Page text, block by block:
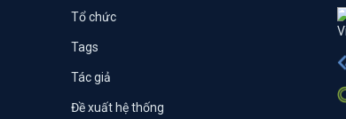
Tổ chức
Tags
Tác giả
Đề xuất hệ thống